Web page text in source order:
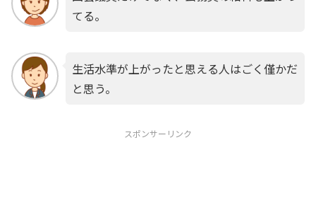
てる。
生活水準が上がったと思える人はごく僅かだ
と思う。
スポンサーリンク